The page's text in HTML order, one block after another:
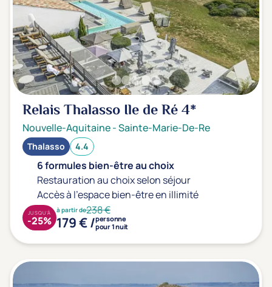
Relais Thalasso Ile de Ré4*
Nouvelle-Aquitaine-Sainte-Marie-De-Re
Thalasso 4.4
6 formules bien-être au choix
Restauration au choix selon séjour
Accès à l'espace bien-être en illimité
à partir de238 €
179 € /personne
pour 1 nuit
JUSQU'À
-25%